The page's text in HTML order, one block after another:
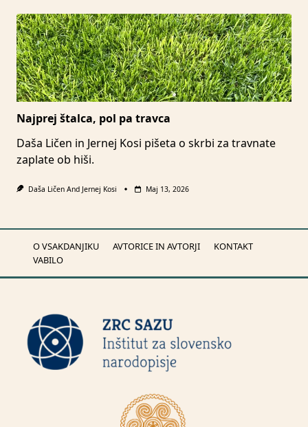
Najprej štalca, pol pa travca
Daša Ličen in Jernej Kosi pišeta o skrbi za travnate
zaplate ob hiši.
Daša LičenAnd Jernej Kosi Maj 13, 2026
O VSAKDANJIKU AVTORICE IN AVTORJI
KONTAKT
VABILO